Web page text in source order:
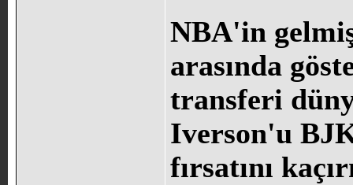
NBA'in
arasında
transferi
Iverson'u
fırsatını